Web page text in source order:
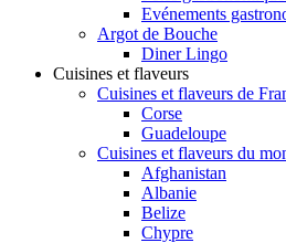
Evénements
Argot de Bouche
Diner Lingo
Cuisines et flaveurs
Cuisines et flaveurs de
Corse
Guadeloupe
Cuisines et flaveurs du
Afghanistan
Albanie
Belize
Chypre